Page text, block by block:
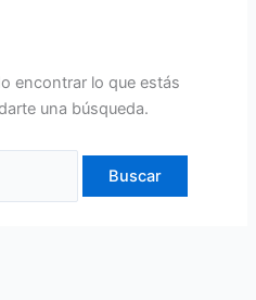
encontrar lo que estás
una búsqueda.